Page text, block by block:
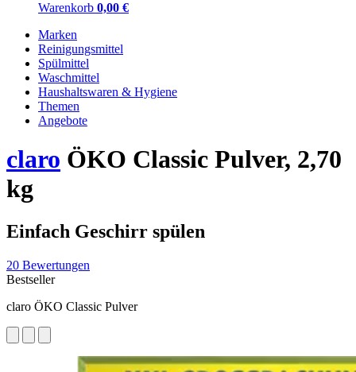
Warenkorb 0,00 €
Marken
Reinigungsmittel
Spülmittel
Waschmittel
Haushaltswaren & Hygiene
Themen
Angebote
claro ÖKO Classic Pulver, 2,70
kg
Einfach Geschirr spülen
20 Bewertungen
Bestseller
claro ÖKO Classic Pulver